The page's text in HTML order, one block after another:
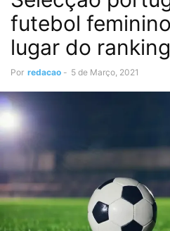
futebol
lugar do
Por redacao - 5 de Março, 2021